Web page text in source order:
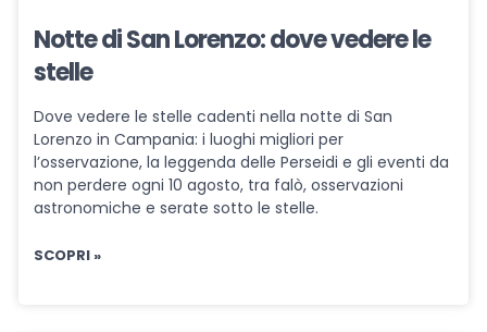
Notte di San Lorenzo: dove vedere le
stelle
Dove vedere le stelle cadenti nella notte di San
Lorenzo in Campania: i luoghi migliori per
l’osservazione, la leggenda delle Perseidi e gli eventi da
non perdere ogni 10 agosto, tra falò, osservazioni
astronomiche e serate sotto le stelle.
SCOPRI »